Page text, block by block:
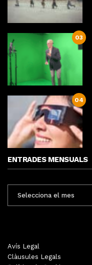
03
04
ENTRADES MENSUALS
MENSUALS
Avís Legal
Clàusules Legals